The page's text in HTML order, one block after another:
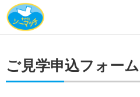
ご見学申込フォーム